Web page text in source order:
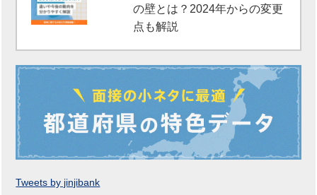
の壁とは？2024年からの変更
点も解説
Tweets by jinjibank